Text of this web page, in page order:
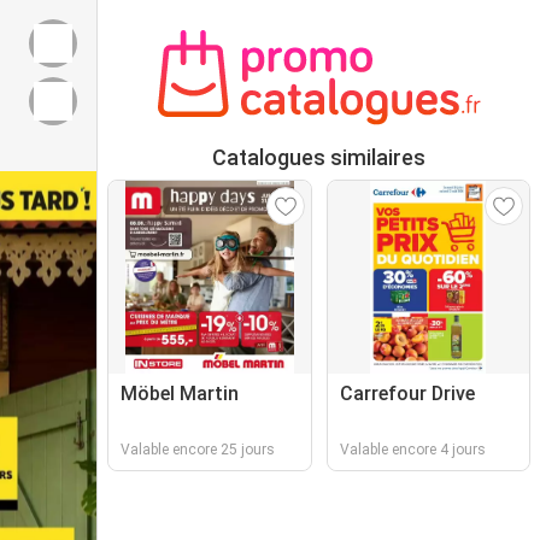
Catalogues similaires
Möbel Martin
Valable encore 25 jours
Carrefour Drive
Valable encore 4 jours